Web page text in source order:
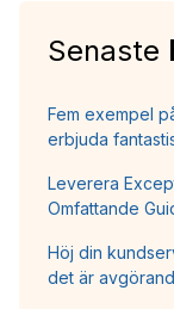
Senaste
Fem exempel
erbjuda
Leverera
Omfattande
Höj din
det är